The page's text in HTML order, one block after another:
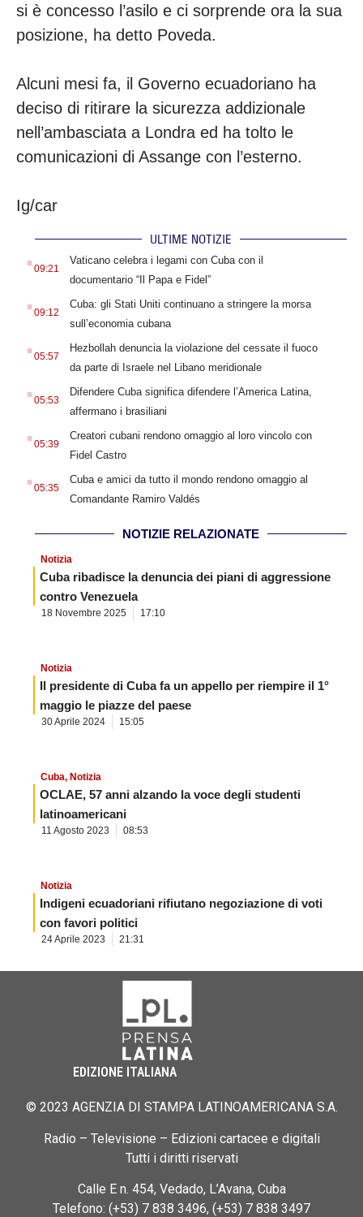
si è concesso l’asilo e ci sorprende ora la sua
posizione, ha detto Poveda.
Alcuni mesi fa, il Governo ecuadoriano ha
deciso di ritirare la sicurezza addizionale
nell’ambasciata a Londra ed ha tolto le
comunicazioni di Assange con l’esterno.
Ig/car
ULTIME NOTIZIE
. 09:21
Vaticano celebra i legami con Cuba con il
documentario “Il Papa e Fidel”
. 09:12
Cuba: gli Stati Uniti continuano a stringere la morsa
sull’economia cubana
. 05:57
Hezbollah denuncia la violazione del cessate il fuoco
da parte di Israele nel Libano meridionale
. 05:53
Difendere Cuba significa difendere l’America Latina,
affermano i brasiliani
. 05:39
Creatori cubani rendono omaggio al loro vincolo con
Fidel Castro
. 05:35
Cuba e amici da tutto il mondo rendono omaggio al
Comandante Ramiro Valdés
NOTIZIE RELAZIONATE
Notizia
Cuba ribadisce la denuncia dei piani di aggressione
contro Venezuela
18 Novembre 2025 17:10
Notizia
Il presidente di Cuba fa un appello per riempire il 1°
maggio le piazze del paese
30 Aprile 2024 15:05
Cuba, Notizia
OCLAE, 57 anni alzando la voce degli studenti
latinoamericani
11 Agosto 2023 08:53
Notizia
Indigeni ecuadoriani rifiutano negoziazione di voti
con favori politici
24 Aprile 2023 21:31
EDIZIONE ITALIANA
© 2023 AGENZIA DI STAMPA LATINOAMERICANA S.A.
Radio – Televisione – Edizioni cartacee e digitali
Tutti i diritti riservati
Calle E n. 454, Vedado, L’Avana, Cuba
Telefono: (+53) 7 838 3496, (+53) 7 838 3497